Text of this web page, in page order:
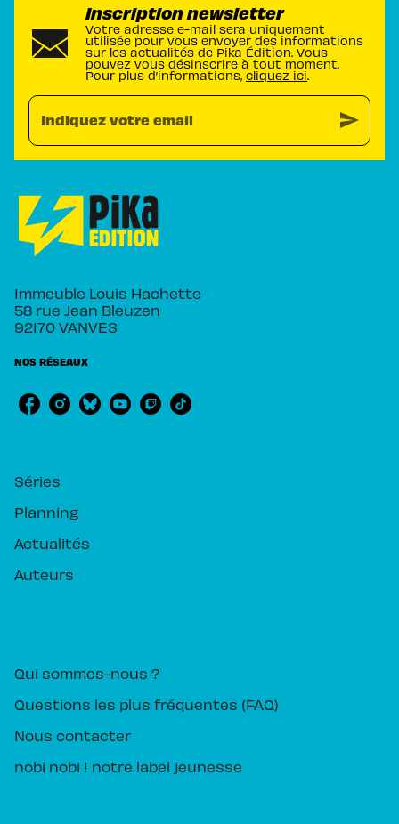
Inscription newsletter
Votre adresse e-mail sera uniquement
utilisée pour vous envoyer des informations
sur les actualités de Pika Édition. Vous
pouvez vous désinscrire à tout moment.
Pour plus d’informations, cliquez ici.
Indiquez votre email send
Immeuble Louis Hachette
58 rue Jean Bleuzen
92170 VANVES
NOS RÉSEAUX
Séries
Planning
Actualités
Auteurs
Qui sommes-nous ?
Questions les plus fréquentes (FAQ)
Nous contacter
nobi nobi ! notre label jeunesse